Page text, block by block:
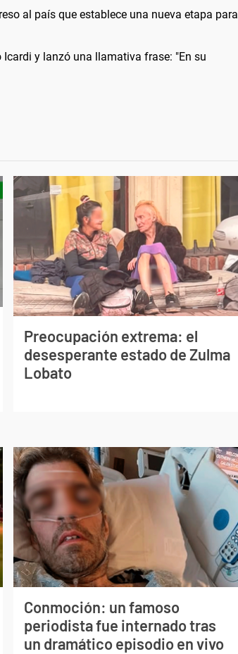
al país que establece una nueva etapa para
y lanzó una llamativa frase: "En su
Preocupación extrema: el
desesperante estado de Zulma
Lobato
Conmoción: un famoso
periodista fue internado tras
un dramático episodio en vivo